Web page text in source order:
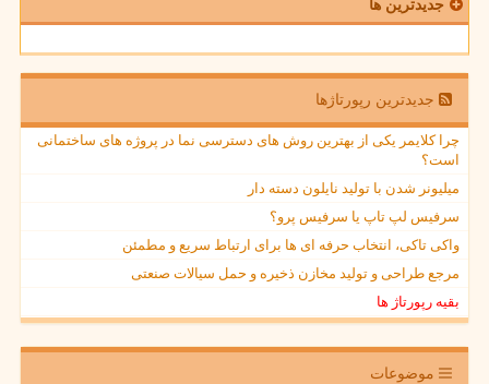
جدیدترین ها
جدیدترین رپورتاژها
چرا کلایمر یکی از بهترین روش های دسترسی نما در پروژه های ساختمانی
است؟
میلیونر شدن با تولید نایلون دسته دار
سرفیس لپ تاپ یا سرفیس پرو؟
واکی تاکی، انتخاب حرفه ای ها برای ارتباط سریع و مطمئن
مرجع طراحی و تولید مخازن ذخیره و حمل سیالات صنعتی
بقیه رپورتاژ ها
موضوعات